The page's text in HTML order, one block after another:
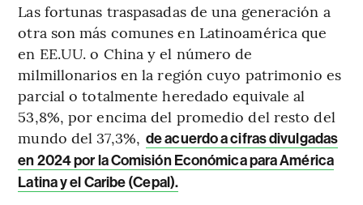
Las fortunas traspasadas de una generación a
otra son más comunes en Latinoamérica que
en EE.UU. o China y el número de
milmillonarios en la región cuyo patrimonio es
parcial o totalmente heredado equivale al
53,8%, por encima del promedio del resto del
mundo del 37,3%, de acuerdo a cifras divulgadas
en 2024 por la Comisión Económica para América
Latina y el Caribe (Cepal).